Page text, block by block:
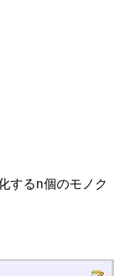
するn個のモノク